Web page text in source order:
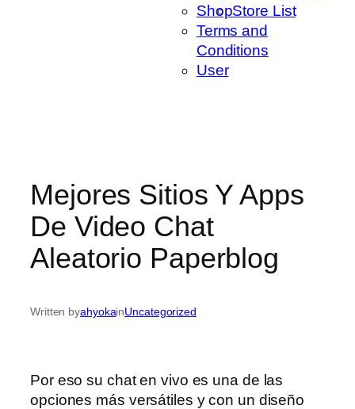
ShopStore List
Terms and
Conditions
User
Mejores Sitios Y Apps
De Video Chat
Aleatorio Paperblog
Written byahyokainUncategorized
Por eso su chat en vivo es una de las
opciones más versátiles y con un diseño